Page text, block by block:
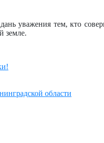
уважения тем, кто
земле.
области